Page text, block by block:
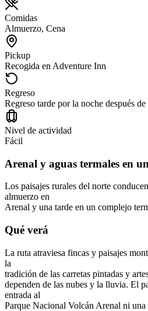
Comidas
Almuerzo, Cena
Pickup
Recogida en Adventure Inn
Regreso
Regreso tarde por la noche después de
Nivel de actividad
Fácil
Arenal y aguas termales en
Los paisajes rurales del norte
almuerzo en
Arenal y una tarde en un complejo
Qué verá
La ruta atraviesa fincas y paisajes
la
tradición de las carretas pintadas y
dependen de las nubes y la lluvia. El
entrada al
Parque Nacional Volcán Arenal ni una